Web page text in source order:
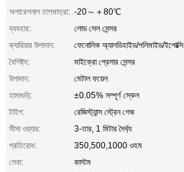
অপারেশনাল তাপমাত্রা: -20～＋80℃
ব্যবহার:
লোড সেল সেন্সর
ক্যারিয়ার উপাদান:
ফেনোলিক অ্যালডিহাইড/পলিমাইড/ইপোক্সি
বৈশিষ্ট্য:
মাইক্রো প্রেসার সেন্সর
উপাদান:
মেটাল ফয়েল
হামাগুড়ি:
±0.05% সম্পূর্ণ স্কেল
টাইপ:
রেজিস্ট্যান্স স্ট্রেন গেজ
সীসা ওয়্যার:
3-তার, 1 মিটার দৈর্ঘ্য
প্রতিরোধ:
350,500,1000 ওহম
সেবা:
কাস্টম